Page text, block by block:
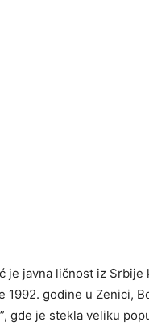
je javna ličnost iz
1992. godine u Zenici,
gde je stekla veliku